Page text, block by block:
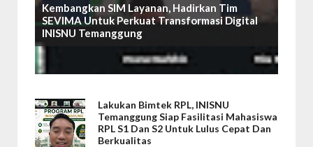
Kembangkan SIM Layanan, Hadirkan Tim
SEVIMA Untuk Perkuat Transformasi Digital
INISNU Temanggung
Lakukan Bimtek RPL, INISNU
Temanggung Siap Fasilitasi Mahasiswa
RPL S1 Dan S2 Untuk Lulus Cepat Dan
Berkualitas